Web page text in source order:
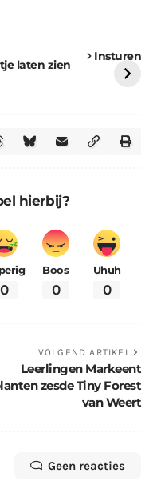
Insturen
laten zien
uitdaging
hierbij?
0
Boos
0
Uhuh
0
VOLGEND ARTIKEL
Leerlingen Markeent
zesde Tiny Forest
van Weert
Geen reacties